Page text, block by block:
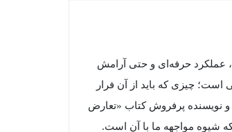
عملکرد حرفه‌ای و حتی آرامش
است؛ چیزی که باید از آن فرار
و نویسنده پرفروش کتاب «تعارض
شیوه مواجهه ما با آن است.